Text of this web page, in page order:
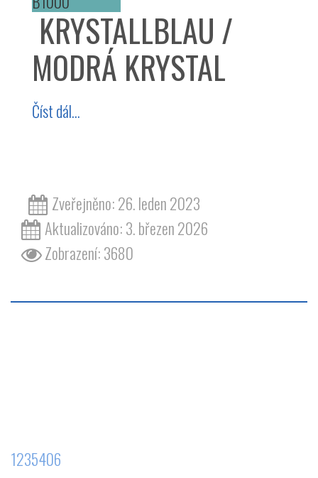
KRYSTALLBLAU /
MODRÁ KRYSTAL
Číst dál...
Zveřejněno: 26. leden 2023
Aktualizováno: 3. březen 2026
Zobrazení: 3680
1235406